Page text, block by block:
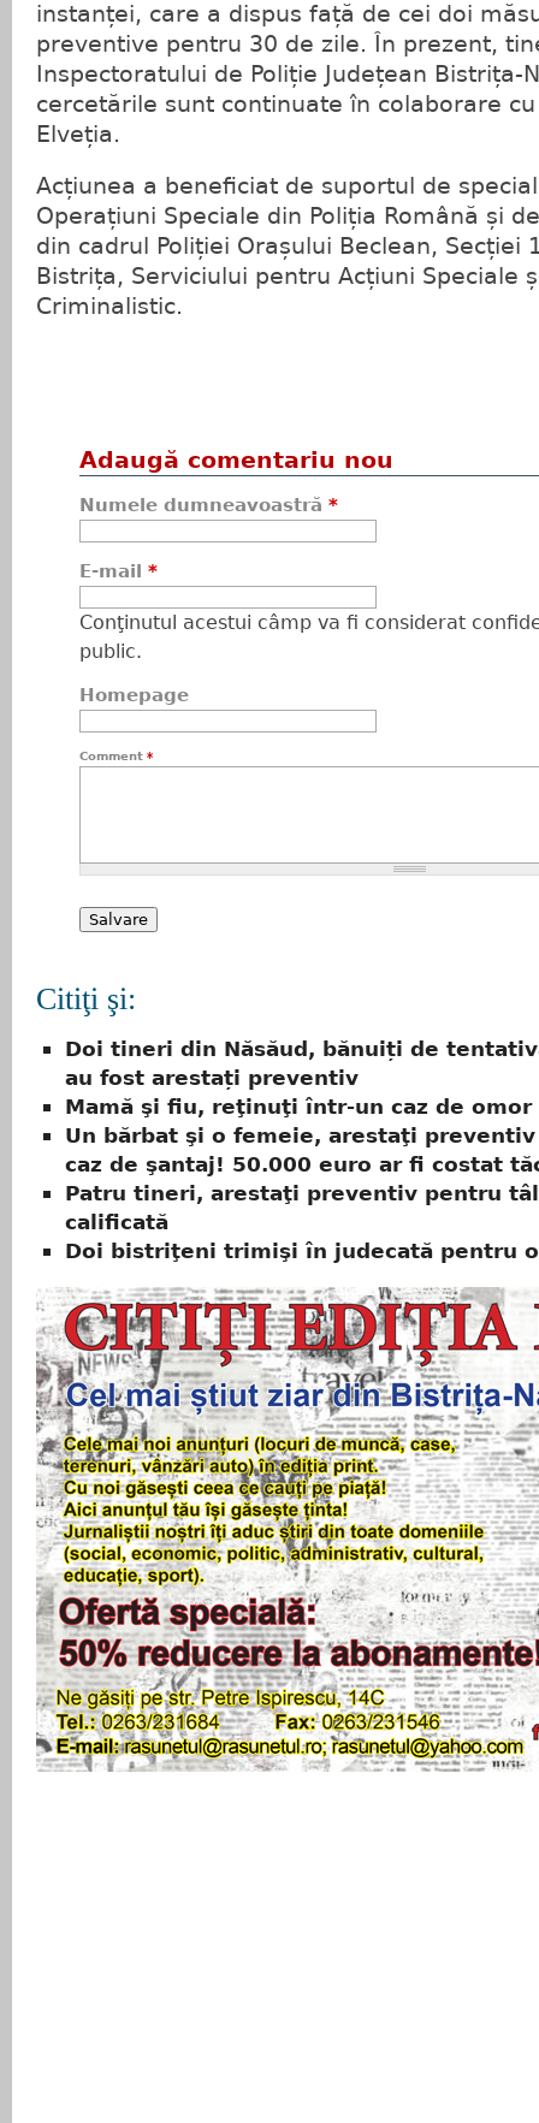
instanței, care a dispus față de cei doi
preventive pentru 30 de zile. În prezent,
Inspectoratului de Poliție Județean Bistrița-
cercetările sunt continuate în colaborare
Elveția.
Acțiunea a beneficiat de suportul de
Operațiuni Speciale din Poliția Română și
din cadrul Poliției Orașului Beclean, Secției
Bistrița, Serviciului pentru Acțiuni Speciale
Criminalistic.
Adaugă comentariu nou
Numele dumneavoastră *
E-mail *
Conţinutul acestui câmp va fi considerat
public.
Homepage
Comment *
Citiţi şi:
Doi tineri din Năsăud, bănuiți de
au fost arestați preventiv
Mamă şi fiu, reţinuţi într-un caz de
Un bărbat şi o femeie, arestaţi
caz de şantaj! 50.000 euro ar fi costat
Patru tineri, arestaţi preventiv pentru
calificată
Doi bistriţeni trimişi în judecată pentru